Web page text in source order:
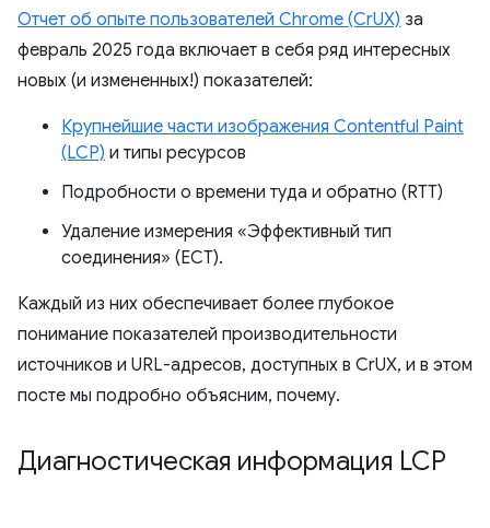
Отчет об опыте пользователей Chrome (CrUX) за
февраль 2025 года включает в себя ряд интересных
новых (и измененных!) показателей:
Крупнейшие части изображения Contentful Paint
(LCP) и типы ресурсов
Подробности о времени туда и обратно (RTT)
Удаление измерения «Эффективный тип
соединения» (ECT).
Каждый из них обеспечивает более глубокое
понимание показателей производительности
источников и URL-адресов, доступных в CrUX, и в этом
посте мы подробно объясним, почему.
Диагностическая информация LCP